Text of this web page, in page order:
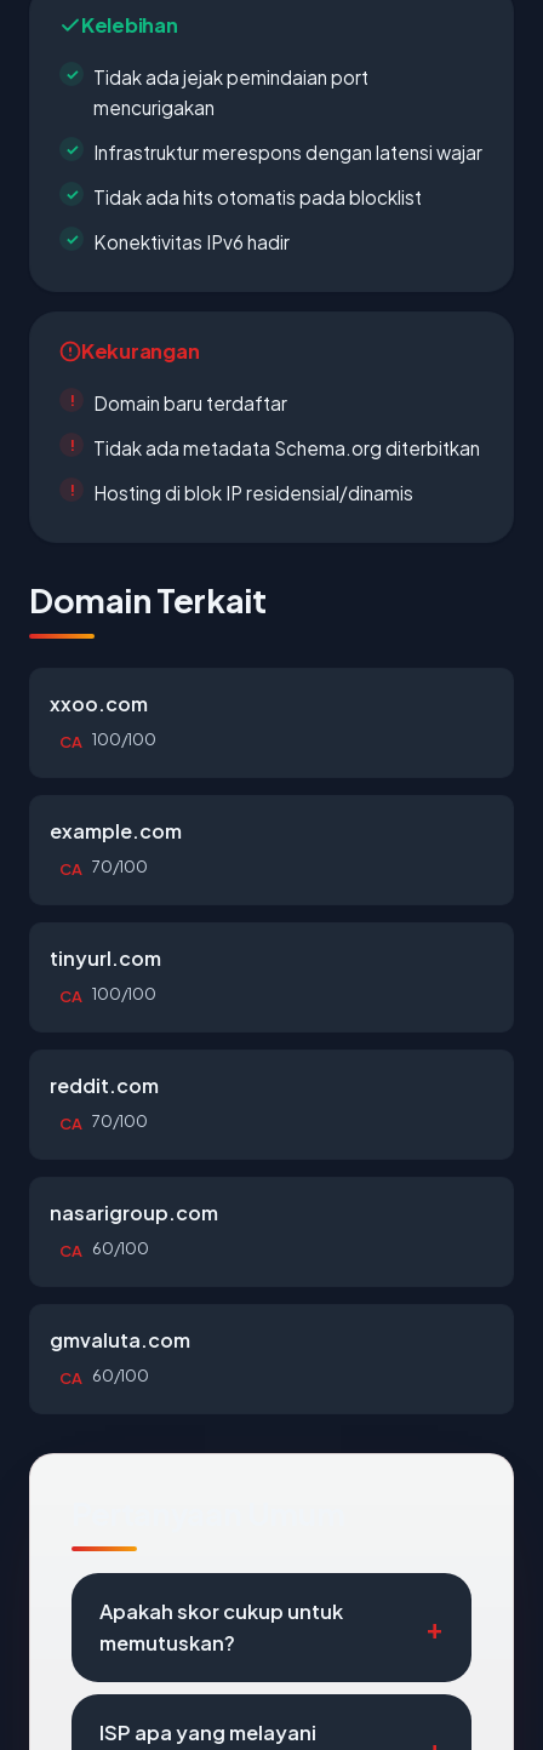
Kelebihan
Tidak ada jejak pemindaian port
mencurigakan
Infrastruktur merespons dengan latensi wajar
Tidak ada hits otomatis pada blocklist
Konektivitas IPv6 hadir
Kekurangan
Domain baru terdaftar
Tidak ada metadata Schema.org diterbitkan
Hosting di blok IP residensial/dinamis
Domain Terkait
xxoo.com
CA 100/100
example.com
CA 70/100
tinyurl.com
CA 100/100
reddit.com
CA 70/100
nasarigroup.com
CA 60/100
gmvaluta.com
CA 60/100
Apakah skor cukup untuk
memutuskan?
ISP apa yang melayani